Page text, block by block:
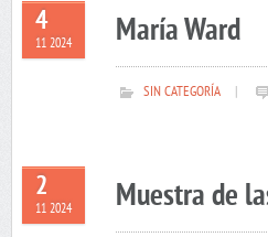
4
11 2024 María Ward
SIN CATEGORÍA
2
11 2024 Muestra de